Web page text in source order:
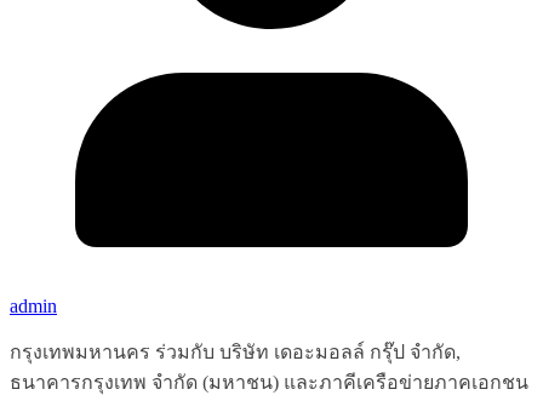
admin
กรุงเทพมหานคร ร่วมกับ บริษัท เดอะมอลล์ กรุ๊ป จำกัด,
ธนาคารกรุงเทพ จำกัด (มหาชน) และภาคีเครือข่ายภาคเอกชน